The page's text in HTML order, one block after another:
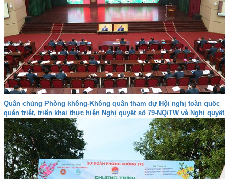
Quân chủng Phòng không-Không quân tham dự Hội nghị toàn quốc
quán triệt, triển khai thực hiện Nghị quyết số 79-NQ/TW và Nghị quyết
số 80-NQ/TW của Bộ Chính trị